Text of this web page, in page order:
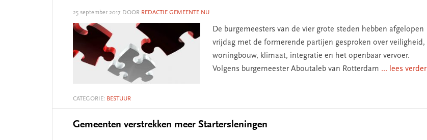
25 september 2017 DOOR REDACTIE GEMEENTE.NU
De burgemeesters van de vier grote steden hebben afgelopen
vrijdag met de formerende partijen gesproken over veiligheid,
woningbouw, klimaat, integratie en het openbaar vervoer.
Volgens burgemeester Aboutaleb van Rotterdam ... lees verder
CATEGORIE: BESTUUR
Gemeenten verstrekken meer Startersleningen